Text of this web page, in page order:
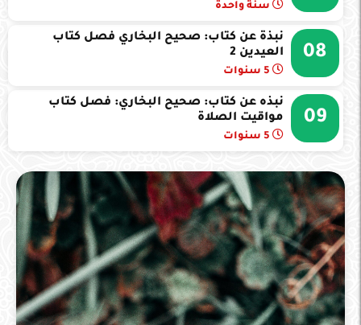
سنة واحدة
08
نبذة عن كتاب: صحيح البخاري فصل كتاب
العيدين 2
09
نبذه عن كتاب: صحيح البخاري: فصل كتاب
مواقيت الصلاة